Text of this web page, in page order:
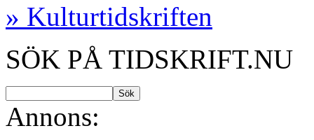
» Kulturtidskriften
SÖK PÅ TIDSKRIFT.NU
Annons: